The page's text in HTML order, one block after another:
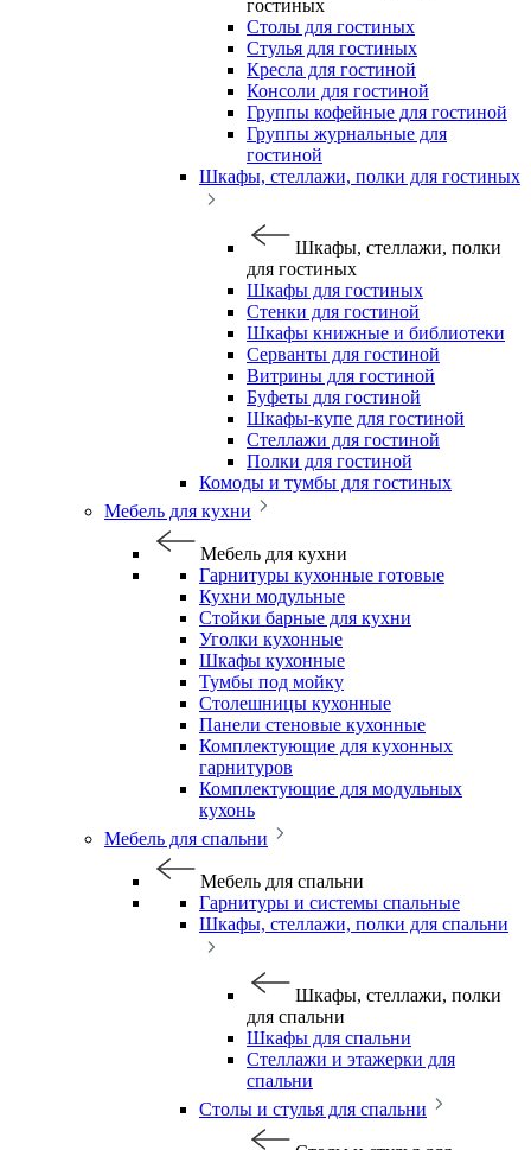
гостиных
Столы для гостиных
Стулья для гостиных
Кресла для гостиной
Консоли для гостиной
Группы кофейные для гостиной
Группы журнальные для
гостиной
Шкафы, стеллажи, полки для гостиных
Шкафы, стеллажи, полки
для гостиных
Шкафы для гостиных
Стенки для гостиной
Шкафы книжные и библиотеки
Серванты для гостиной
Витрины для гостиной
Буфеты для гостиной
Шкафы-купе для гостиной
Стеллажи для гостиной
Полки для гостиной
Комоды и тумбы для гостиных
Мебель для кухни
Мебель для кухни
Гарнитуры кухонные готовые
Кухни модульные
Стойки барные для кухни
Уголки кухонные
Шкафы кухонные
Тумбы под мойку
Столешницы кухонные
Панели стеновые кухонные
Комплектующие для кухонных
гарнитуров
Комплектующие для модульных
кухонь
Мебель для спальни
Мебель для спальни
Гарнитуры и системы спальные
Шкафы, стеллажи, полки для спальни
Шкафы, стеллажи, полки
для спальни
Шкафы для спальни
Стеллажи и этажерки для
спальни
Столы и стулья для спальни